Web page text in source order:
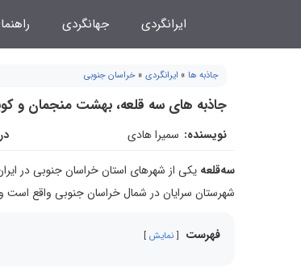
ایرانگردی جهانگردی
جاذبه ها » ایرانگردی » خراسان جنوبی
جاذبه های سه قلعه، بهشت منجمان و
نویسنده: سمیرا هادی
سه‌قلعه یکی از شهرهای استان خراسان جنوبی در
شهرستان سرايان در شمال خراسان جنوبی واقع است
فهرست نمایش